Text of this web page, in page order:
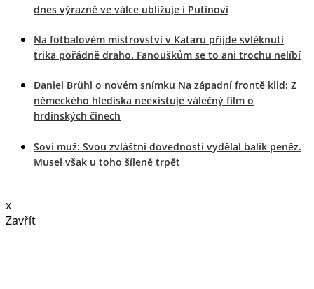
dnes výrazně ve válce ubližuje i Putinovi
Na fotbalovém mistrovství v Kataru přijde svléknutí
trika pořádně draho. Fanouškům se to ani trochu nelíbí
Daniel Brühl o novém snímku Na západní frontě klid: Z
německého hlediska neexistuje válečný film o
hrdinských činech
Soví muž: Svou zvláštní dovedností vydělal balík peněz.
Musel však u toho šíleně trpět
x
Zavřít